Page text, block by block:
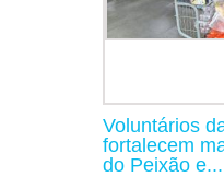
Voluntários
fortalecem
do Peixão e...